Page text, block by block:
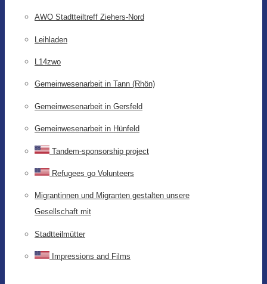
AWO Stadtteiltreff Ziehers-Nord
Leihladen
L14zwo
Gemeinwesenarbeit in Tann (Rhön)
Gemeinwesenarbeit in Gersfeld
Gemeinwesenarbeit in Hünfeld
Tandem-sponsorship project
Refugees go Volunteers
Migrantinnen und Migranten gestalten unsere
Gesellschaft mit
Stadtteilmütter
Impressions and Films